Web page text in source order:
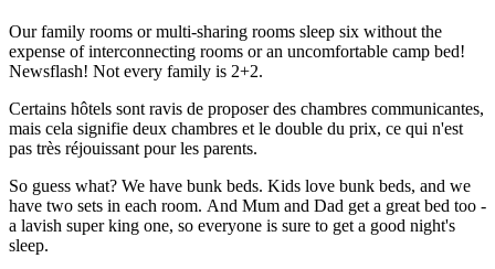
Our family rooms or multi-sharing rooms sleep six without the
expense of interconnecting rooms or an uncomfortable camp bed!
Newsflash! Not every family is 2+2.
Certains hôtels sont ravis de proposer des chambres communicantes,
mais cela signifie deux chambres et le double du prix, ce qui n'est
pas très réjouissant pour les parents.
So guess what? We have bunk beds. Kids love bunk beds, and we
have two sets in each room. And Mum and Dad get a great bed too -
a lavish super king one, so everyone is sure to get a good night's
sleep.